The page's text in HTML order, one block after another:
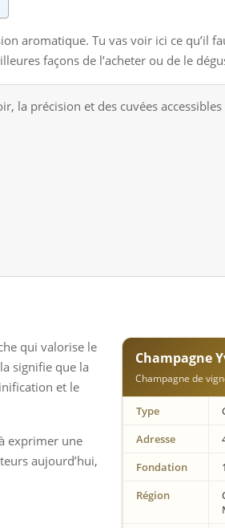
aromatique. Tu vas voir ici ce qu’il
façons de l’acheter ou de le
la précision et des cuvées
Champagne
Champagne de
Type
Adresse
Fondation
Région
qui valorise le
signifie que la
et le
exprimer une
aujourd’hui,